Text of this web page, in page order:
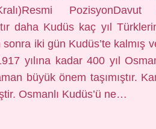
PozisyonDavut
daha Kudüs kaç yıl
iki gün Kudüs’te kalmış
yılına kadar 400 yıl
büyük önem taşımıştır.
Osmanlı Kudüs’ü ne…